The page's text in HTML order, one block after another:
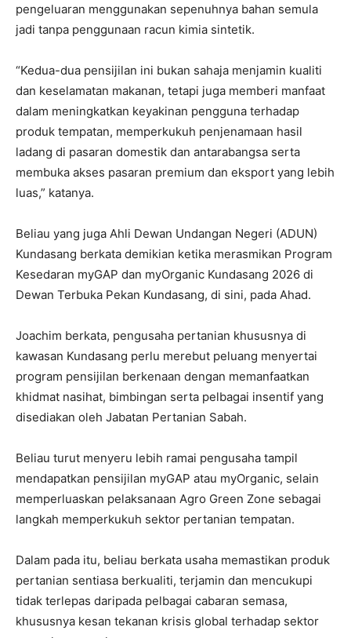
pengeluaran menggunakan sepenuhnya bahan semula
jadi tanpa penggunaan racun kimia sintetik.
“Kedua-dua pensijilan ini bukan sahaja menjamin kualiti
dan keselamatan makanan, tetapi juga memberi manfaat
dalam meningkatkan keyakinan pengguna terhadap
produk tempatan, memperkukuh penjenamaan hasil
ladang di pasaran domestik dan antarabangsa serta
membuka akses pasaran premium dan eksport yang lebih
luas,” katanya.
Beliau yang juga Ahli Dewan Undangan Negeri (ADUN)
Kundasang berkata demikian ketika merasmikan Program
Kesedaran myGAP dan myOrganic Kundasang 2026 di
Dewan Terbuka Pekan Kundasang, di sini, pada Ahad.
Joachim berkata, pengusaha pertanian khususnya di
kawasan Kundasang perlu merebut peluang menyertai
program pensijilan berkenaan dengan memanfaatkan
khidmat nasihat, bimbingan serta pelbagai insentif yang
disediakan oleh Jabatan Pertanian Sabah.
Beliau turut menyeru lebih ramai pengusaha tampil
mendapatkan pensijilan myGAP atau myOrganic, selain
memperluaskan pelaksanaan Agro Green Zone sebagai
langkah memperkukuh sektor pertanian tempatan.
Dalam pada itu, beliau berkata usaha memastikan produk
pertanian sentiasa berkualiti, terjamin dan mencukupi
tidak terlepas daripada pelbagai cabaran semasa,
khususnya kesan tekanan krisis global terhadap sektor